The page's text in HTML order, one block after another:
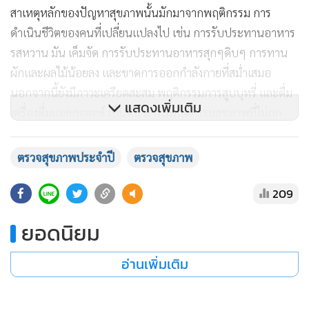
สาเหตุหลักของปัญหาสุขภาพนั้นมักมาจากพฤติกรรม การ
ดำเนินชีวิตของคนที่เปลี่ยนแปลงไป เช่น การรับประทานอาหาร
รสหวาน มัน เค็มจัด การรับประทานอาหารสุกๆดิบๆ การทาน
ผักและผลไม้น้อยลง และขาดการออกกำลังกายที่สม่ำเสมอ
นอกจากนี้ยังมีภาวะเครียดสะสม พฤติกรรมการสูบบุหรี่ และดื่ม
เครื่องดื่มแอลกอฮอล์ เป็นต้น การมีพฤติกรรมสุขภาพที่ไม่ถูก
อันควร ฉะนั้นการตรวจสุขภาพประจำปีจะช่วยลดความเสี่ยงใน
เวลานานอีกด้วย
•พันธุกรรมเสี่ยง
หลายต่อหลายครั้งที่เรามักคิดว่าร่างกายของเราแข็งแรงดี ไม่มี
โรคหรืออาการผิดปกติที่แสดงให้เห็น โรคทางพันธุกรรม
แสดงเพิ่มเติม
ตรวจสุขภาพประจำปี ตรวจสุขภาพ
209
ยอดนิยม
อ่านเพิ่มเติม